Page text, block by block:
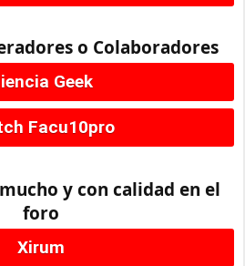
o Colaboradores
Geek
Facu10pro
y con calidad en el
foro
Xirum